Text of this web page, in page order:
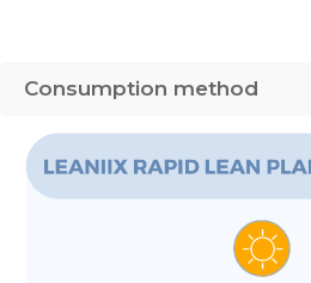
Consumption method